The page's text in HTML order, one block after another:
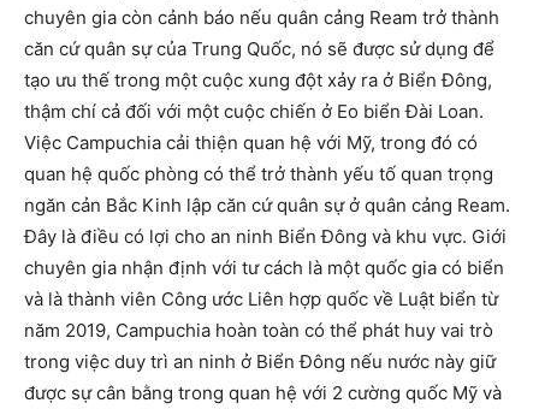
chuyên gia còn cảnh báo nếu quân cảng Ream trở thành
căn cứ quân sự của Trung Quốc, nó sẽ được sử dụng để
tạo ưu thế trong một cuộc xung đột xảy ra ở Biển Đông,
thậm chí cả đối với một cuộc chiến ở Eo biển Đài Loan.
Việc Campuchia cải thiện quan hệ với Mỹ, trong đó có
quan hệ quốc phòng có thể trở thành yếu tố quan trọng
ngăn cản Bắc Kinh lập căn cứ quân sự ở quân cảng Ream.
Đây là điều có lợi cho an ninh Biển Đông và khu vực. Giới
chuyên gia nhận định với tư cách là một quốc gia có biển
và là thành viên Công ước Liên hợp quốc về Luật biển từ
năm 2019, Campuchia hoàn toàn có thể phát huy vai trò
trong việc duy trì an ninh ở Biển Đông nếu nước này giữ
được sự cân bằng trong quan hệ với 2 cường quốc Mỹ và